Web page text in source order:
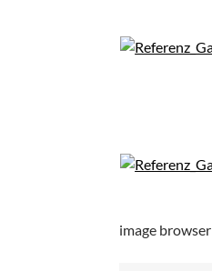
image browser